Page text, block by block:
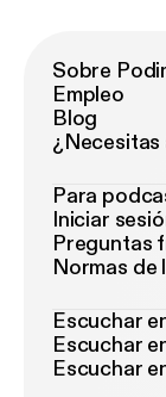
Sobre
Empleo
Blog
¿Necesitas
Para
Iniciar
Preguntas
Normas de
Escuchar
Escuchar
Escuchar